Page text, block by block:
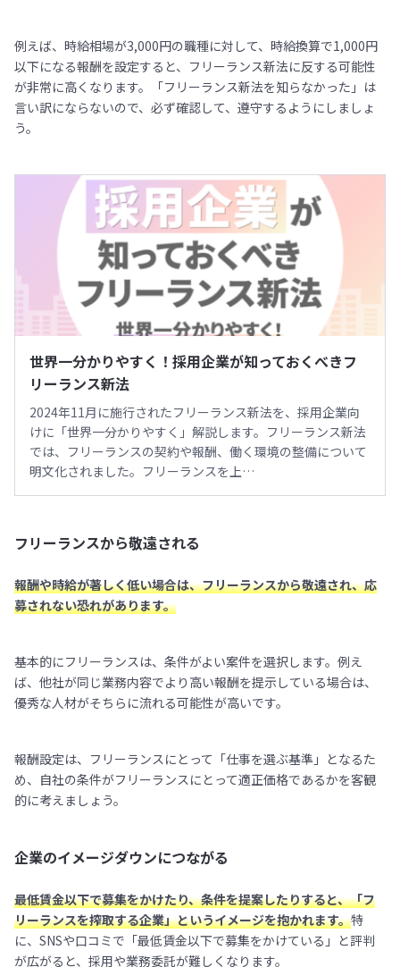
例えば、時給相場が3,000円の職種に対して、時給換算で1,000円
以下になる報酬を設定すると、フリーランス新法に反する可能性
が非常に高くなります。「フリーランス新法を知らなかった」は
言い訳にならないので、必ず確認して、遵守するようにしましょ
う。
世界一分かりやすく！採用企業が知っておくべきフ
リーランス新法
2024年11月に施行されたフリーランス新法を、採用企業向
けに「世界一分かりやすく」解説します。フリーランス新法
では、フリーランスの契約や報酬、働く環境の整備について
明文化されました。フリーランスを上…
フリーランスから敬遠される
報酬や時給が著しく低い場合は、フリーランスから敬遠され、応
募されない恐れがあります。
基本的にフリーランスは、条件がよい案件を選択します。例え
ば、他社が同じ業務内容でより高い報酬を提示している場合は、
優秀な人材がそちらに流れる可能性が高いです。
報酬設定は、フリーランスにとって「仕事を選ぶ基準」となるた
め、自社の条件がフリーランスにとって適正価格であるかを客観
的に考えましょう。
企業のイメージダウンにつながる
最低賃金以下で募集をかけたり、条件を提案したりすると、「フ
リーランスを搾取する企業」というイメージを抱かれます。特
に、SNSや口コミで「最低賃金以下で募集をかけている」と評判
が広がると、採用や業務委託が難しくなります。